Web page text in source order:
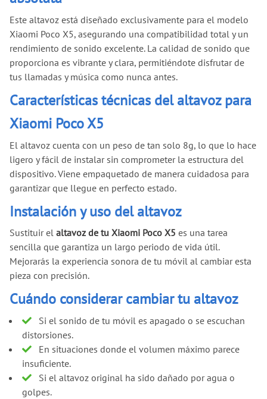
Este altavoz está diseñado exclusivamente para el modelo
Xiaomi Poco X5, asegurando una compatibilidad total y un
rendimiento de sonido excelente. La calidad de sonido que
proporciona es vibrante y clara, permitiéndote disfrutar de
tus llamadas y música como nunca antes.
Características técnicas del altavoz para
Xiaomi Poco X5
El altavoz cuenta con un peso de tan solo 8g, lo que lo hace
ligero y fácil de instalar sin comprometer la estructura del
dispositivo. Viene empaquetado de manera cuidadosa para
garantizar que llegue en perfecto estado.
Instalación y uso del altavoz
Sustituir el altavoz de tu Xiaomi Poco X5 es una tarea
sencilla que garantiza un largo periodo de vida útil.
Mejorarás la experiencia sonora de tu móvil al cambiar esta
pieza con precisión.
Cuándo considerar cambiar tu altavoz
Si el sonido de tu móvil es apagado o se escuchan
distorsiones.
En situaciones donde el volumen máximo parece
insuficiente.
Si el altavoz original ha sido dañado por agua o
golpes.